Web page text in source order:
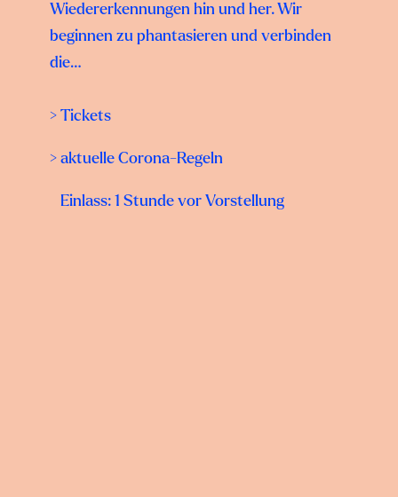
Wiedererkennungen hin und her. Wir
beginnen zu phantasieren und verbinden
die…
> Tickets
> aktuelle Corona-Regeln
Einlass: 1 Stunde vor Vorstellung